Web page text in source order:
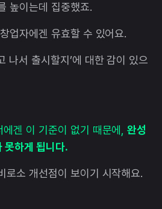
높이는데 집중했죠.
업자에겐 유효할 수 있어요.
나서 출시할지’에 대한 감이 있으
에겐 이 기준이 없기 때문에,완성
못하게 됩니다.
로소 개선점이 보이기 시작해요.